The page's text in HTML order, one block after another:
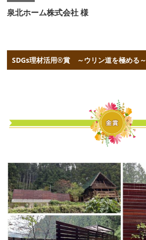
泉北ホーム株式会社 様
SDGs理材活用®賞 ～ウリン道を極める～